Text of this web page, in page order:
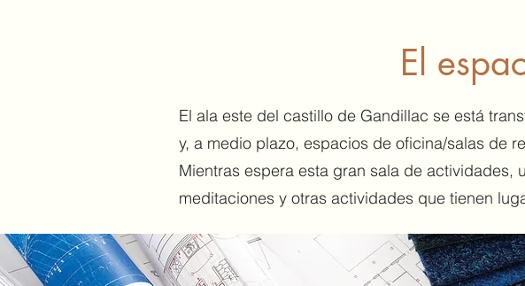
El
El ala este del castillo de Gandillac se está
y, a medio plazo, espacios de oficina/salas de
Mientras espera esta gran sala de actividades,
meditaciones y otras actividades que tienen